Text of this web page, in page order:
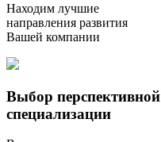
Находим лучшие
направления развития
Вашей компании
Выбор перспективной
специализации